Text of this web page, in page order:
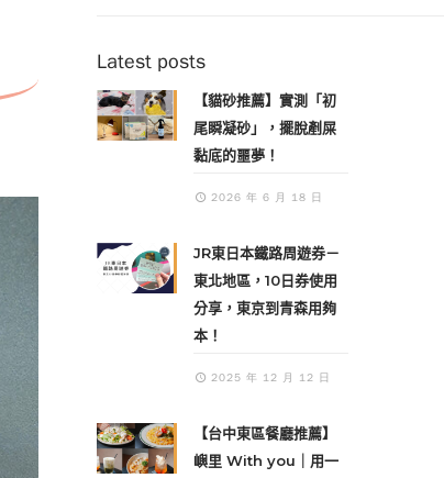
Latest posts
【貓砂推薦】實測「初
尾瞬凝砂」，擺脫剷屎
黏底的噩夢！
2026 年 6 月 18 日
JR東日本鐵路周遊券－
東北地區，10日券使用
分享，東京到青森用夠
本！
2025 年 12 月 12 日
【台中東區餐廳推薦】
嶼里 With you｜用一